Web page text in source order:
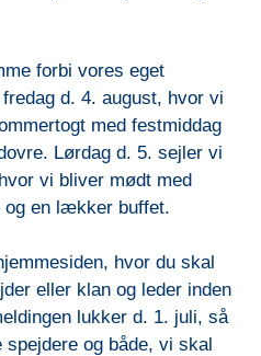
forbi vores eget
d. 4. august, hvor vi
med festmiddag
Lørdag d. 5. sejler vi
vi bliver mødt med
en lækker buffet.
hvor du skal
eller klan og leder inden
lukker d. 1. juli, så
og både, vi skal